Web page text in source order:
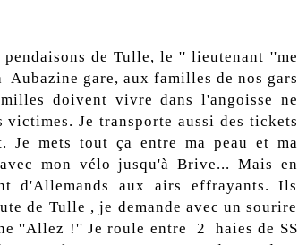
de Tulle, le '' lieutenant ''me
Aubazine gare, aux familles de nos gars
doivent vivre dans l'angoisse ne
Je transporte aussi des tickets
Je mets tout ça entre ma peau et ma
mon vélo jusqu'à Brive... Mais en
d'Allemands aux airs effrayants. Ils
de Tulle , je demande avec un sourire
''Allez !'' Je roule entre 2 haies de SS